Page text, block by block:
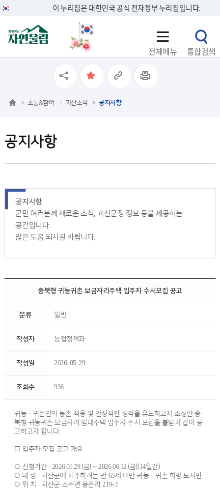
이 누리집은 대한민국 공식 전자정부 누리집입니다.
전체메뉴 통합검색
공지사항
소통&참여 괴산소식 공지사항
공지사항
군민 여러분께 새로운 소식, 괴산군정 정보 등을 제공하는
공간입니다.
많은 도움 되시길 바랍니다.
충북형 귀농귀촌 보금자리주택 입주자 수시모집 공고
분류 일반
작성자 농업정책과
작성일 2026-05-29
조회수 936
귀농·귀촌인의 농촌 적응 및 안정적인 정착을 유도하고자 조성한 충
북형 귀농귀촌 보금자리 임대주택 입주자 수시 모집을 붙임과 같이 공
고하고자 합니다.
□ 입주자 모집 공고 개요
○ 신청기간 : 2026.05.29.(금) ~ 2026.06.12.(금)(14일간)
○ 대 상 : 괴산군에 거주하려는 만 65세 미만 귀농·귀촌 희망 도시민
○ 위 치 : 괴산군 소수면 몽촌리 219-3